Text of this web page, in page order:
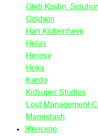
Gleb Kostin
Goldwin
Han Kjobenhavn
Helas
Heresy
Hoka
Kardo
Kidsuper Studios
Lost Management
Manastash
Женское